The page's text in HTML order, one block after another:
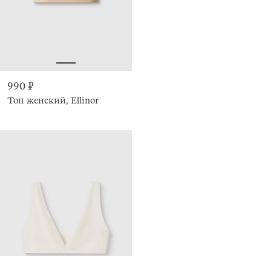
990 ₽
Топ женский, Ellinor